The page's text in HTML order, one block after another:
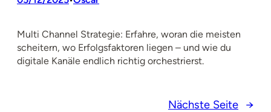
Multi Channel Strategie: Erfahre, woran die meisten
scheitern, wo Erfolgsfaktoren liegen – und wie du
digitale Kanäle endlich richtig orchestrierst.
Nächste Seite →